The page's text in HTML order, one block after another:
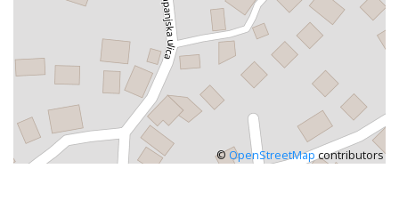
©OpenStreetMapcontributors